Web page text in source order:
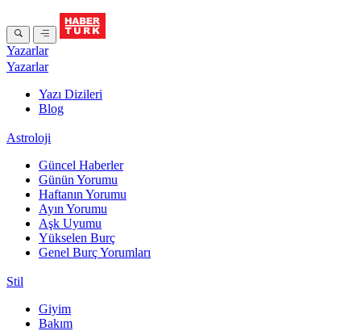
Yazarlar
Yazarlar
Yazı Dizileri
Blog
Astroloji
Güncel Haberler
Günün Yorumu
Haftanın Yorumu
Ayın Yorumu
Aşk Uyumu
Yükselen Burç
Genel Burç Yorumları
Stil
Giyim
Bakım